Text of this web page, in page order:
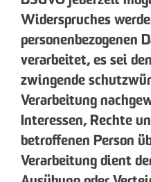
Widerspruches
personenbezogenen
verarbeitet, es sei
zwingende
Verarbeitung
Interessen, Rechte
betroffenen Person
Verarbeitung dient